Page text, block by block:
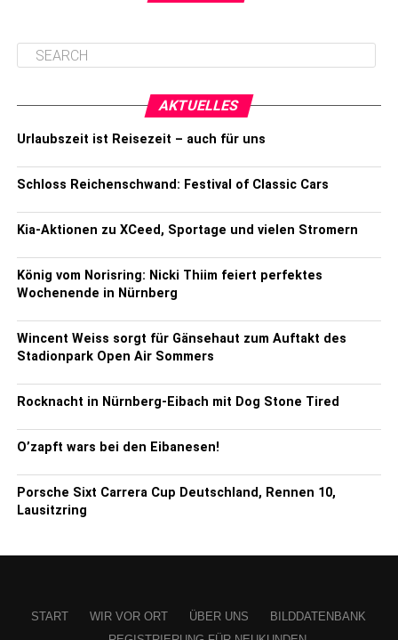
AKTUELLES
Urlaubszeit ist Reisezeit – auch für uns
Schloss Reichenschwand: Festival of Classic Cars
Kia-Aktionen zu XCeed, Sportage und vielen Stromern
König vom Norisring: Nicki Thiim feiert perfektes
Wochenende in Nürnberg
Wincent Weiss sorgt für Gänsehaut zum Auftakt des
Stadionpark Open Air Sommers
Rocknacht in Nürnberg-Eibach mit Dog Stone Tired
O’zapft wars bei den Eibanesen!
Porsche Sixt Carrera Cup Deutschland, Rennen 10,
Lausitzring
START WIR VOR ORT ÜBER UNS
BILDDATENBANK